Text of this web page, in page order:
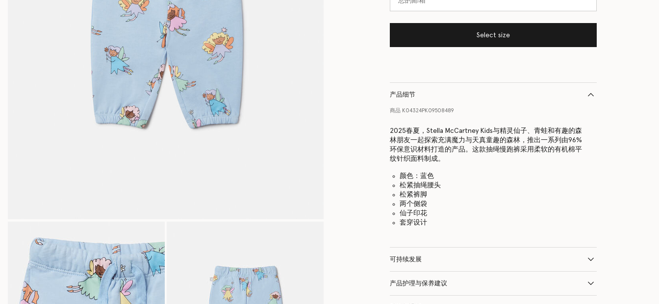
Select size
产品细节
商品 K04324PK09508489
2025春夏，Stella McCartney Kids与精灵仙子、青蛙和有趣的森
林朋友一起探索充满魔力与天真童趣的森林，推出一系列由96%
环保意识材料打造的产品。这款抽绳慢跑裤采用柔软的有机棉平
纹针织面料制成。
颜色：蓝色
松紧抽绳腰头
松紧裤脚
两个侧袋
仙子印花
套穿设计
可持续发展
产品护理与保养建议